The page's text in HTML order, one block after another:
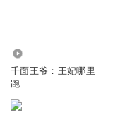
千面王爷：王妃哪里
跑